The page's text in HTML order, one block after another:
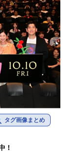
タグ画像まとめ
！